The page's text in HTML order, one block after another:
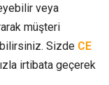
veya
müşteri
Sizde CE
irtibata geçerek